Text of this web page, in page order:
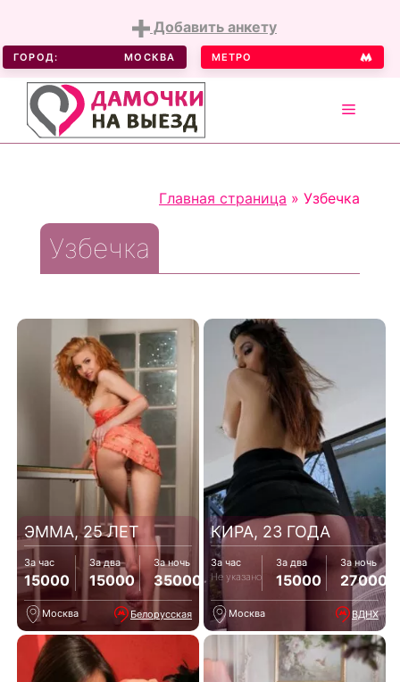
Добавить анкету
ГОРОД: МОСКВА МЕТРО
MENU
Главная страница » Узбечка
Узбечка
ЭММА, 25 ЛЕТ
За час
15000
За два
15000
За ночь
35000
Москва Белорусская
КИРА, 23 ГОДА
За час
Не указано
За два
15000
За ночь
27000
Москва ВДНХ